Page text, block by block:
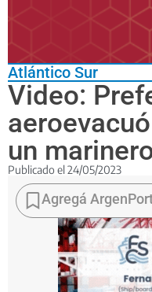
Atlántico Sur
Video:
un
Publicado el 24/05/2023
tripulante,
de
años, estaba
del buque
Agregá